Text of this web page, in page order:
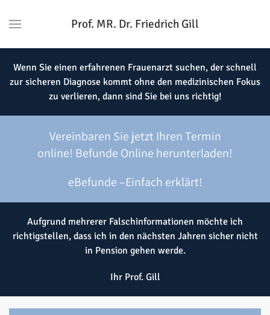
Prof. MR. Dr. Friedrich Gill
Wenn Sie einen erfahrenen Frauenarzt suchen, der schnell
zur sicheren Diagnose kommt ohne den medizinischen Fokus
zu verlieren, dann sind Sie bei uns richtig!
Vereinbaren Sie jetzt Ihren Termin
online! Befunde Online herunterladen!
eBefunde –Einfach erklärt!
Aufgrund mehrerer Falschinformationen möchte ich
richtigstellen, dass ich in den nächsten Jahren sicher nicht
in Pension gehen werde.
Ihr Prof. Gill